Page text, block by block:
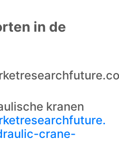
in de
kranen
crane-